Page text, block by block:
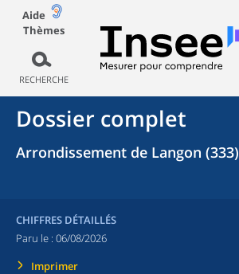
Aide
Thèmes
RECHERCHE
Dossier complet
Arrondissement de Langon (333)
CHIFFRES DÉTAILLÉS
Paru le : 06/08/2026
Imprimer